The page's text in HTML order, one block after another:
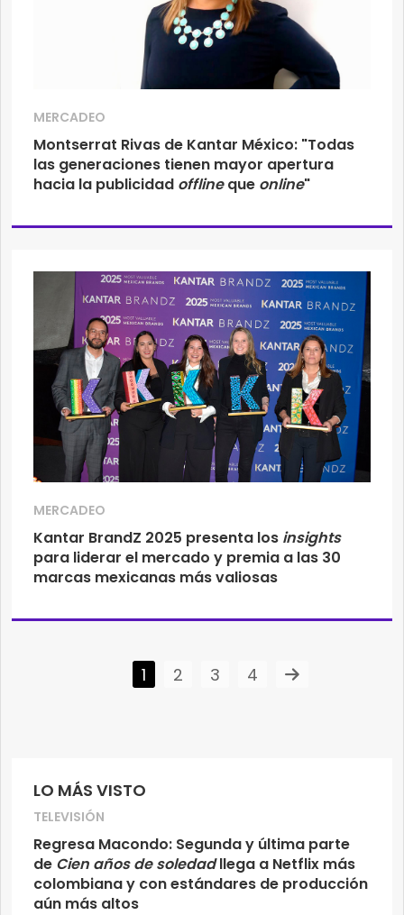
LO MÁS VISTO
TELEVISIÓN
Regresa Macondo: Segunda y última parte
de Cien años de soledadllega a Netflix más
colombiana y con estándares de producción
aún más altos
MERCADEO
Montserrat Rivas de Kantar México: "Todas
las generaciones tienen mayor apertura
hacia la publicidad offlineque online"
MERCADEO
Kantar BrandZ 2025 presenta los insights
para liderar el mercado y premia a las 30
marcas mexicanas más valiosas
1 2 3 4